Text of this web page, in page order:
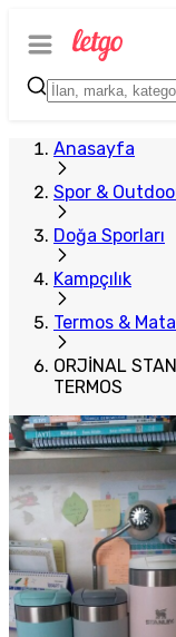
Anasayfa
Spor &
Doğa Sporları
Kampçılık
Termos &
ORJİNAL
TERMOS